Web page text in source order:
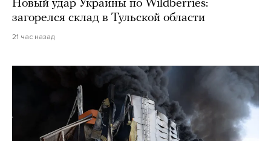
Новый удар Украины по Wildberries:
загорелся склад в Тульской области
21 час назад